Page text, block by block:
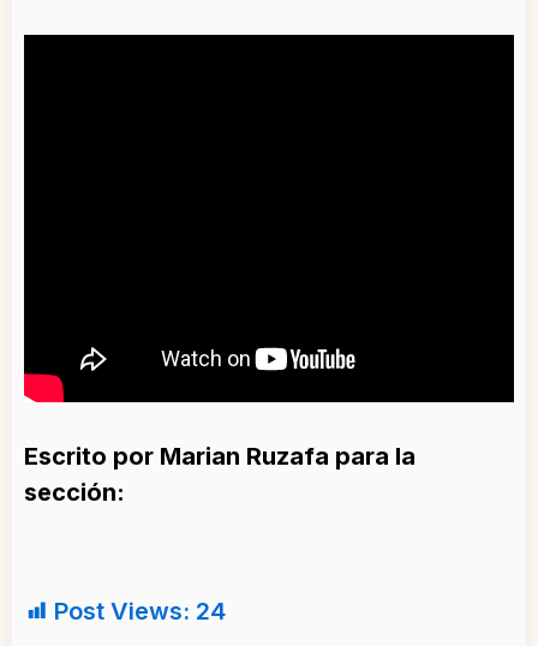
Escrito por Marian Ruzafa para la
sección:
Post Views: 24